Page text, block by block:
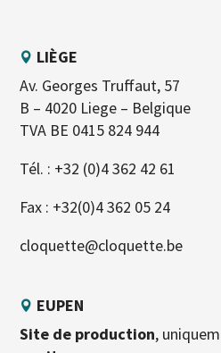
LIÈGE
Av. Georges Truffaut, 57
B – 4020 Liege – Belgique
TVA BE 0415 824 944
Tél. : +32 (0)4 362 42 61
Fax : +32(0)4 362 05 24
cloquette@cloquette.be
EUPEN
Site de production,